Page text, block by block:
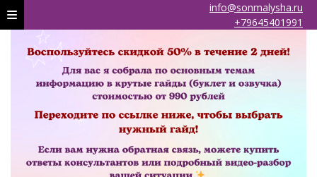
info@sonmalysha.ru
+79645401991